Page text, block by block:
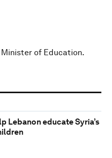
Minister of Education.
Lebanon educate Syria’s